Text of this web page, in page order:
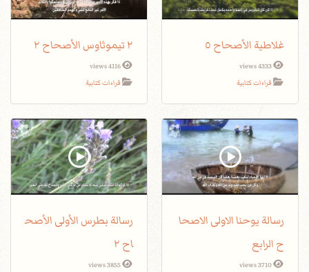
غلاطية الأصحاح ٥
4333 views
قراءات كتابية
٢ تيموثاوس الأصحاح ٢
4116 views
قراءات كتابية
رسالة يوحنا الاولى الاصحا
ح الرابع
3710 views
رسالة بطرس الأولى الأصح
اح ٢
3855 views